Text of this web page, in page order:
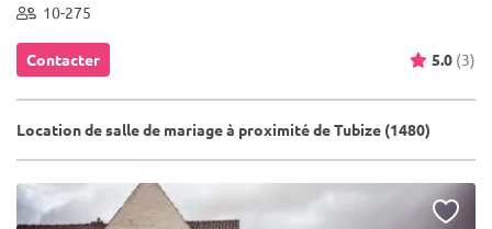
10-275
Contacter 5.0 (3)
Location de salle de mariage à proximité de Tubize (1480)